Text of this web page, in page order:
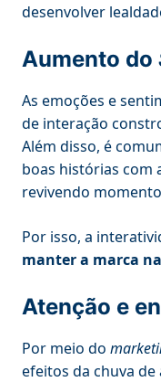
desenvolver
Aumento do
As emoções e
de interação
Além disso, é
boas histórias com
revivendo
Por isso, a
manter a marca
Atenção e
Por meio do
efeitos da chuva